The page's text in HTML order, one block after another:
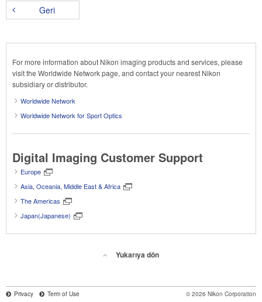
Geri
For more information about Nikon imaging products and services, please
visit the Worldwide Network page, and contact your nearest Nikon
subsidiary or distributor.
Worldwide Network
Worldwide Network for Sport Optics
Digital Imaging Customer Support
Europe
Asia, Oceania, Middle East & Africa
The Americas
Japan(Japanese)
Yukarıya dön
Privacy Term of Use © 2026 Nikon Corporation